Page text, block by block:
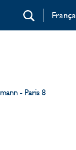
Recherche
- Paris 8